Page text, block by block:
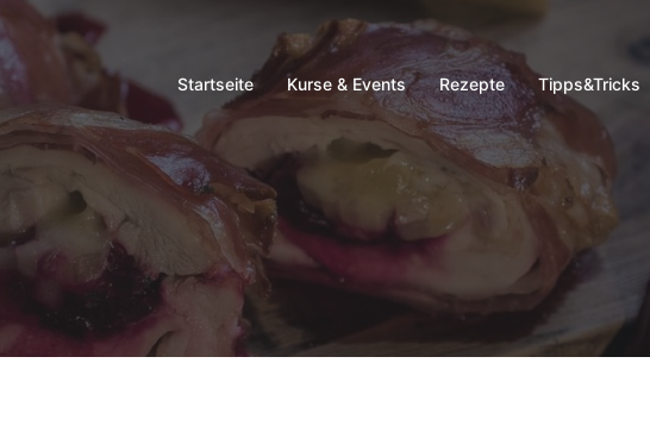
Startseite Kurse & Events Rezepte Tipps&Tricks